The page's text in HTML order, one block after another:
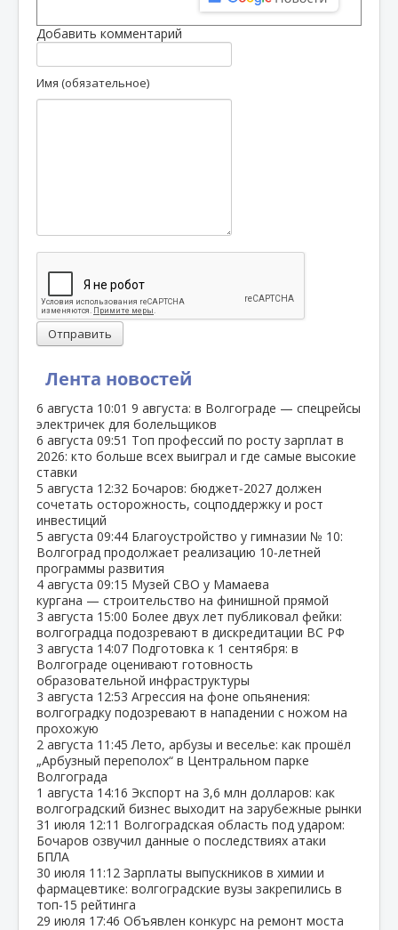
Лента новостей
6 августа 10:01 9 августа: в Волгограде — спецрейсы
электричек для болельщиков
6 августа 09:51 Топ профессий по росту зарплат в
2026: кто больше всех выиграл и где самые высокие
ставки
5 августа 12:32 Бочаров: бюджет‑2027 должен
сочетать осторожность, соцподдержку и рост
инвестиций
5 августа 09:44 Благоустройство у гимназии № 10:
Волгоград продолжает реализацию 10‑летней
программы развития
4 августа 09:15 Музей СВО у Мамаева
кургана — строительство на финишной прямой
3 августа 15:00 Более двух лет публиковал фейки:
волгоградца подозревают в дискредитации ВС РФ
3 августа 14:07 Подготовка к 1 сентября: в
Волгограде оценивают готовность
образовательной инфраструктуры
3 августа 12:53 Агрессия на фоне опьянения:
волгоградку подозревают в нападении с ножом на
прохожую
2 августа 11:45 Лето, арбузы и веселье: как прошёл
„Арбузный переполох“ в Центральном парке
Волгограда
1 августа 14:16 Экспорт на 3,6 млн долларов: как
волгоградский бизнес выходит на зарубежные рынки
31 июля 12:11 Волгоградская область под ударом:
Бочаров озвучил данные о последствиях атаки
БПЛА
30 июля 11:12 Зарплаты выпускников в химии и
фармацевтике: волгоградские вузы закрепились в
топ‑15 рейтинга
29 июля 17:46 Объявлен конкурс на ремонт моста
Добавить комментарий
Имя (обязательное)
Отправить